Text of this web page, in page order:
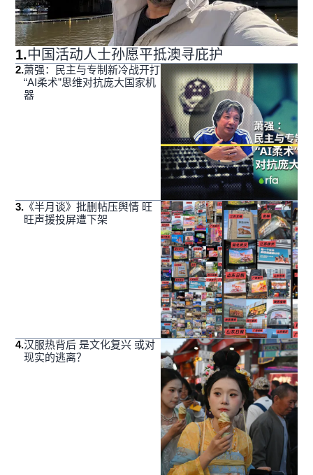
1.中国活动人士孙愿平抵澳寻庇护
2.萧强：民主与专制新冷战开打
“AI柔术”思维对抗庞大国家机
器
3. 《半月谈》批删帖压舆情 旺
旺声援投屏遭下架
4.汉服热背后 是文化复兴 或对
现实的逃离？